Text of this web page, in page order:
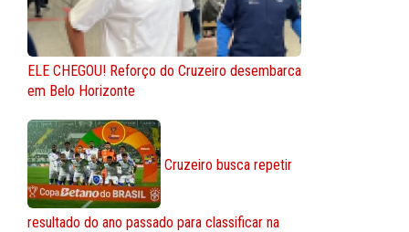
ELE CHEGOU! Reforço do Cruzeiro desembarca
em Belo Horizonte
Cruzeiro busca repetir
resultado do ano passado para classificar na